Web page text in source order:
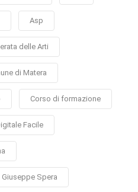
Asp
delle Arti
di Matera
Corso di formazione
Facile
Giuseppe Spera